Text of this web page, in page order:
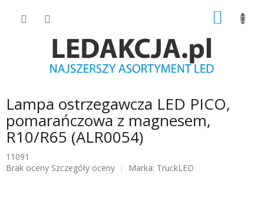
Lampa ostrzegawcza LED PICO,
pomarańczowa z magnesem,
R10/R65 (ALR0054)
11091
Średnia
Brak oceny Szczegóły oceny Marka: TruckLED